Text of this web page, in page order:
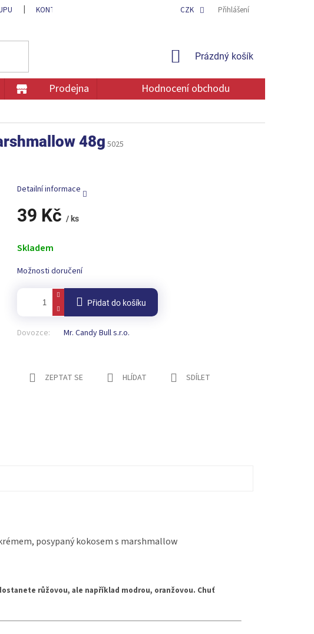
KONTAKT OCHRANA OSOBNÍCH ÚDAJŮCZK Přihlášení
NÁKUPNÍ
Prázdný košík
Prodejna Hodnocení obchodu
48g 5025
39 Kč / ks
cena:
Skladem
Možnosti doručení
Přidat do košíku
Dovozce: Mr. Candy Bull s.r.o.
Detailní informace
ZEPTAT SE HLÍDAT SDÍLET
posypaný kokosem s marshmallow
růžovou, ale například modrou, oranžovou. Chuť